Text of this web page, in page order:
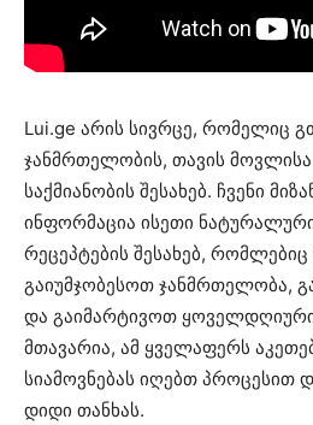
Lui.ge არის სივრცე, რომელიც
ჯანმრთელობის, თავის
საქმიანობის შესახებ. ჩვენი
ინფორმაცია ისეთი
რეცეპტების შესახებ,
გაიუმჯობესოთ ჯანმრთელობა,
და გაიმარტივოთ ყოველდღიური
მთავარია, ამ ყველაფერს
სიამოვნებას იღებთ პროცესით
დიდი თანხას.